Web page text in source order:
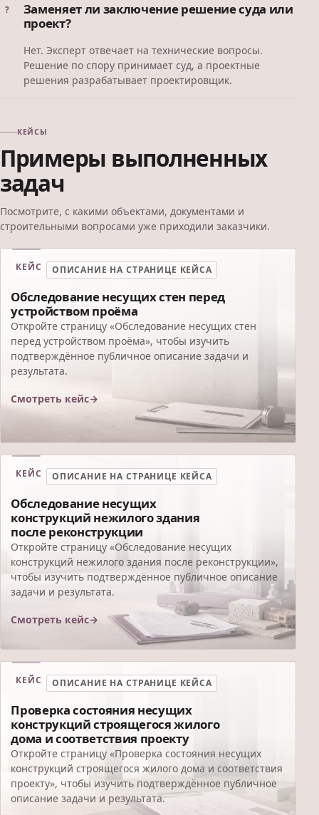
Заменяет ли заключение решение суда или
проект?
Нет. Эксперт отвечает на технические вопросы.
Решение по спору принимает суд, а проектные
решения разрабатывает проектировщик.
КЕЙСЫ
Примеры выполненных
задач
Посмотрите, с какими объектами, документами и
строительными вопросами уже приходили заказчики.
КЕЙС ОПИСАНИЕ НА СТРАНИЦЕ КЕЙСА
Обследование несущих стен перед
устройством проёма
Откройте страницу «Обследование несущих стен
перед устройством проёма», чтобы изучить
подтверждённое публичное описание задачи и
результата.
Смотреть кейс
КЕЙС ОПИСАНИЕ НА СТРАНИЦЕ КЕЙСА
Обследование несущих
конструкций нежилого здания
после реконструкции
Откройте страницу «Обследование несущих
конструкций нежилого здания после реконструкции»,
чтобы изучить подтверждённое публичное описание
задачи и результата.
Смотреть кейс
КЕЙС ОПИСАНИЕ НА СТРАНИЦЕ КЕЙСА
Проверка состояния несущих
конструкций строящегося жилого
дома и соответствия проекту
Откройте страницу «Проверка состояния несущих
конструкций строящегося жилого дома и соответствия
проекту», чтобы изучить подтверждённое публичное
описание задачи и результата.